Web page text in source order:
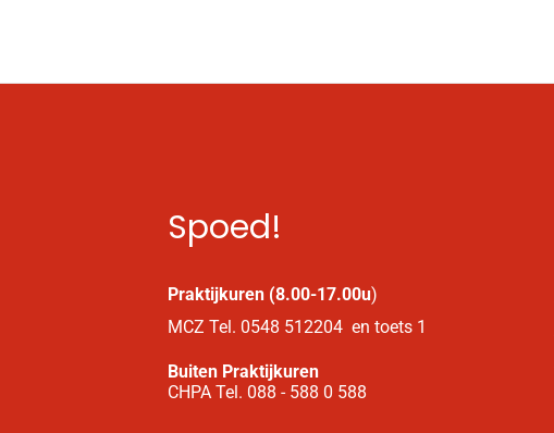
Spoed!
Praktijkuren (8.00-17.00u)
MCZ Tel. 0548 512204 en toets 1
Buiten Praktijkuren
CHPA Tel. 088 - 588 0 588